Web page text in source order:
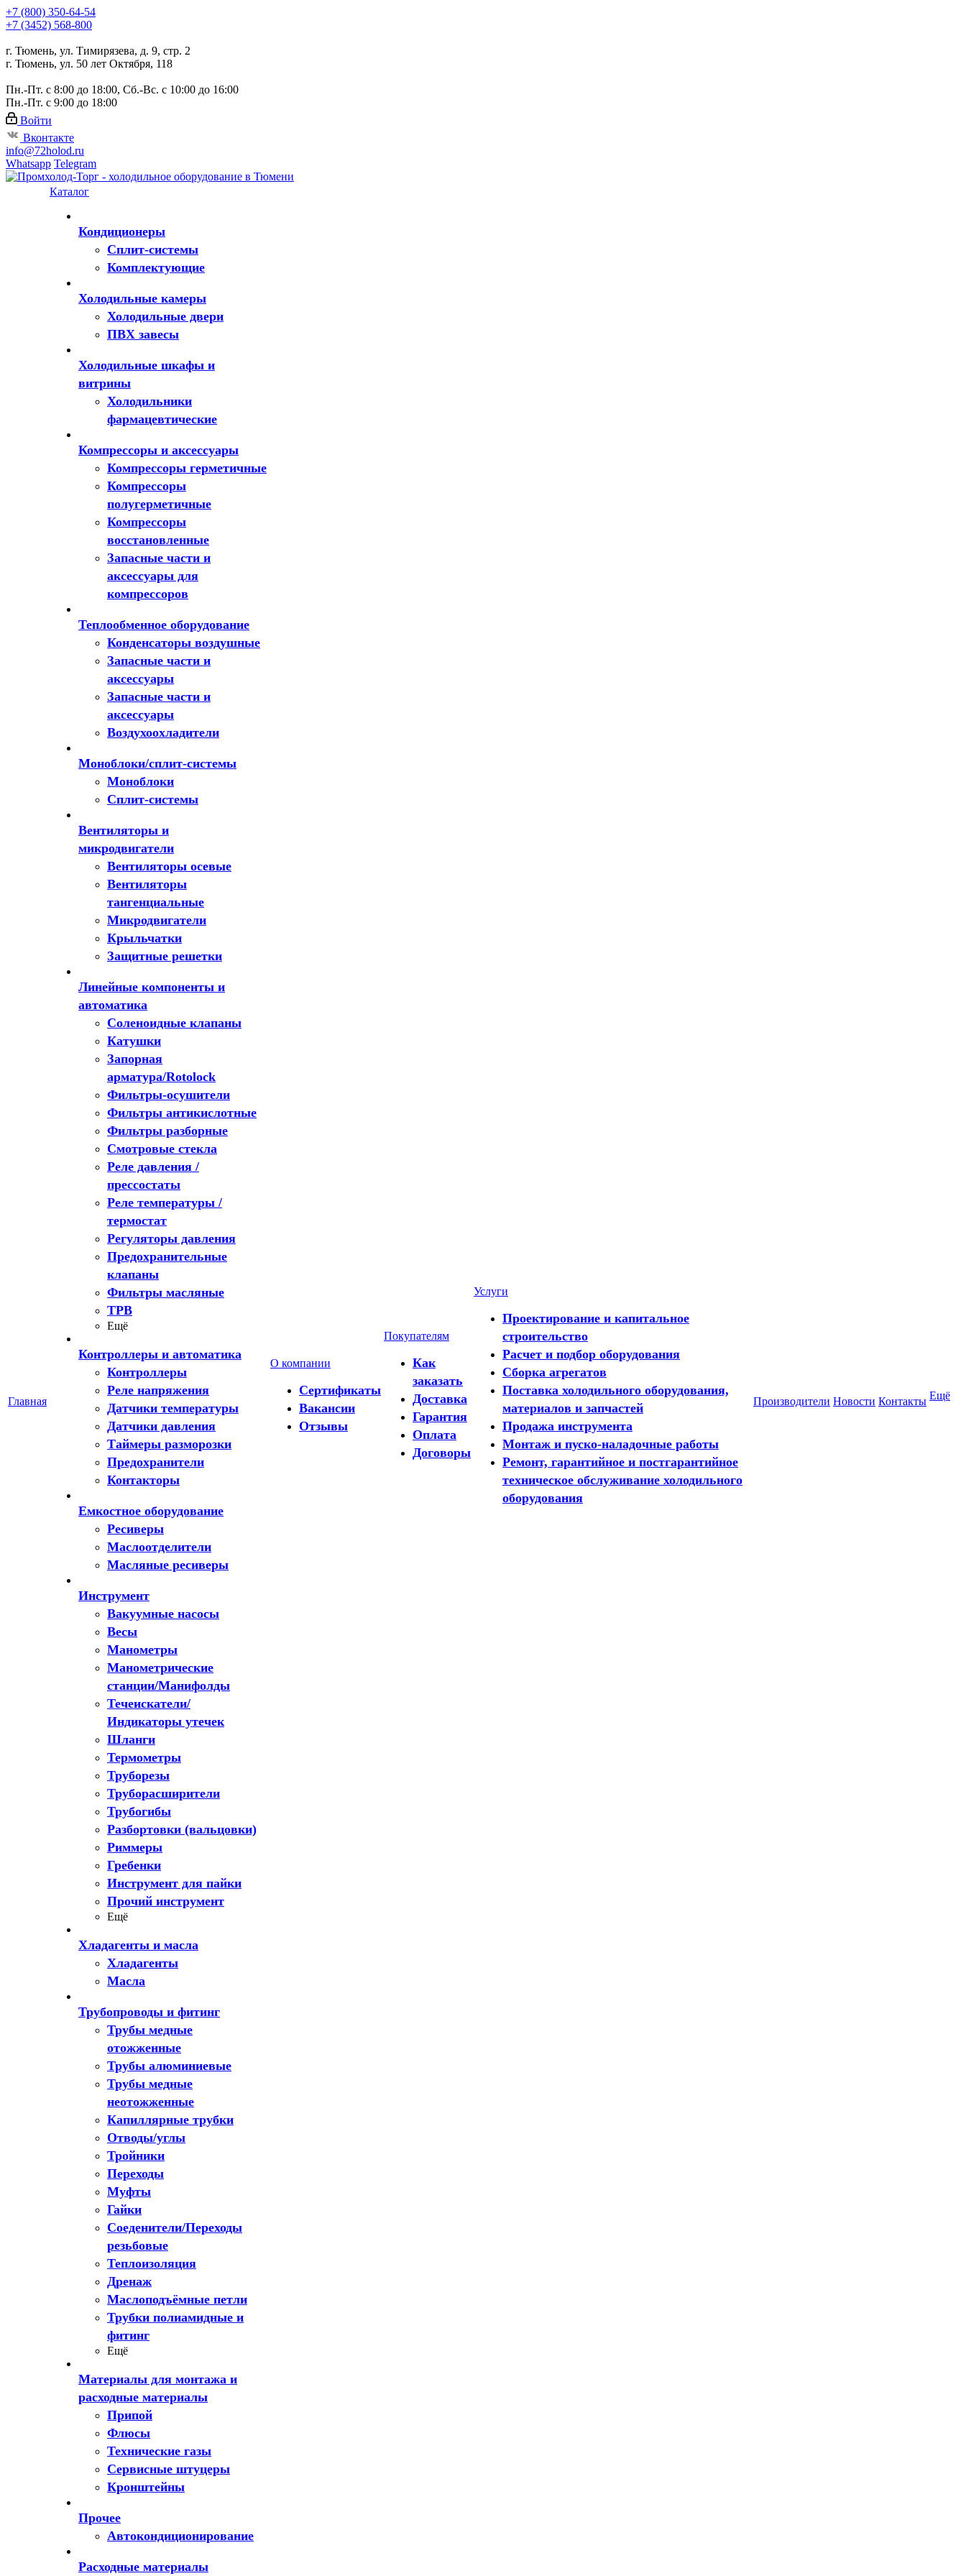
+7 (800) 350-64-54
+7 (3452) 568-800
г. Тюмень, ул. Тимирязева, д. 9, стр. 2
г. Тюмень, ул. 50 лет Октября, 118
Пн.-Пт. с 8:00 до 18:00, Сб.-Вс. с 10:00 до 16:00
Пн.-Пт. с 9:00 до 18:00
Войти
Вконтакте
info@72holod.ru
Whatsapp Telegram
Главная
Каталог
Кондиционеры
Сплит-системы
Комплектующие
Холодильные камеры
Холодильные двери
ПВХ завесы
Холодильные шкафы и
витрины
Холодильники
фармацевтические
Компрессоры и аксессуары
Компрессоры герметичные
Компрессоры
полугерметичные
Компрессоры
восстановленные
Запасные части и
аксессуары для
компрессоров
Теплообменное оборудование
Конденсаторы воздушные
Запасные части и
аксессуары
Запасные части и
аксессуары
Воздухоохладители
Моноблоки/сплит-системы
Моноблоки
Сплит-системы
Вентиляторы и
микродвигатели
Вентиляторы осевые
Вентиляторы
тангенциальные
Микродвигатели
Крыльчатки
Защитные решетки
Линейные компоненты и
автоматика
Соленоидные клапаны
Катушки
Запорная
арматура/Rotolock
Фильтры-осушители
Фильтры антикислотные
Фильтры разборные
Смотровые стекла
Реле давления /
прессостаты
Реле температуры /
термостат
Регуляторы давления
Предохранительные
клапаны
Фильтры масляные
ТРВ
Ещё
Контроллеры и автоматика
Контроллеры
Реле напряжения
Датчики температуры
Датчики давления
Таймеры разморозки
Предохранители
Контакторы
Емкостное оборудование
Ресиверы
Маслоотделители
Масляные ресиверы
Инструмент
Вакуумные насосы
Весы
Манометры
Манометрические
станции/Манифолды
Течеискатели/
Индикаторы утечек
Шланги
Термометры
Труборезы
Труборасширители
Трубогибы
Разбортовки (вальцовки)
Риммеры
Гребенки
Инструмент для пайки
Прочий инструмент
Ещё
Хладагенты и масла
Хладагенты
Масла
Трубопроводы и фитинг
Трубы медные
отожженные
Трубы алюминиевые
Трубы медные
неотожженные
Капиллярные трубки
Отводы/углы
Тройники
Переходы
Муфты
Гайки
Соеденители/Переходы
резьбовые
Теплоизоляция
Дренаж
Маслоподъёмные петли
Трубки полиамидные и
фитинг
Ещё
Материалы для монтажа и
расходные материалы
Припой
Флюсы
Технические газы
Сервисные штуцеры
Кронштейны
Прочее
Автокондиционирование
Расходные материалы
О компании
Сертификаты
Вакансии
Отзывы
Покупателям
Как
заказать
Доставка
Гарантия
Оплата
Договоры
Услуги
Проектирование и капитальное
строительство
Расчет и подбор оборудования
Сборка агрегатов
Поставка холодильного оборудования,
материалов и запчастей
Продажа инструмента
Монтаж и пуско-наладочные работы
Ремонт, гарантийное и постгарантийное
техническое обслуживание холодильного
оборудования
Производители Новости Контакты Ещё